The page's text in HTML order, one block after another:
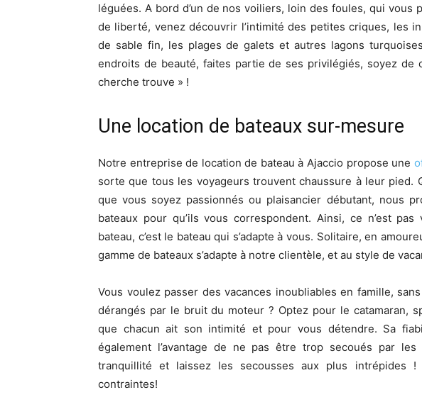
léguées. A bord d’un de nos voiliers, loin des foules, qui vous
de liberté, venez découvrir l’intimité des petites criques, les
de sable fin, les plages de galets et autres lagons
endroits de beauté, faites partie de ses privilégiés, soyez de
cherche trouve » !
Une location de bateaux sur-mesure
Notre entreprise de location de bateau à Ajaccio propose une
sorte que tous les voyageurs trouvent chaussure à leur pied.
que vous soyez passionnés ou plaisancier débutant, nous
bateaux pour qu’ils vous correspondent. Ainsi, ce n’est
bateau, c’est le bateau qui s’adapte à vous. Solitaire, en
gamme de bateaux s’adapte à notre clientèle, et au style de
Vous voulez passer des vacances inoubliables en famille,
dérangés par le bruit du moteur ? Optez pour le catamaran,
que chacun ait son intimité et pour vous détendre. Sa
également l’avantage de ne pas être trop secoués par
tranquillité et laissez les secousses aux plus intrépides
contraintes!